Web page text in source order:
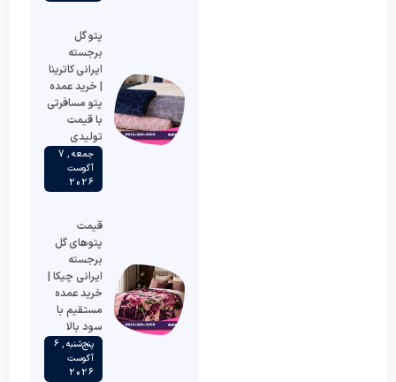
پتو گل
برجسته
ایرانی کاترینا
| خرید عمده
پتو مسافرتی
با قیمت
تولیدی
جمعه , 7
آگوست
2026
قیمت
پتوهای گل
برجسته
ایرانی چیکا |
خرید عمده
مستقیم با
سود بالا
پنج‌شنبه , 6
آگوست
2026